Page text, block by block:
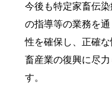
今後も特定家畜伝
の指導等の業務を
性を確保し、正確な
畜産業の復興に尽
す。